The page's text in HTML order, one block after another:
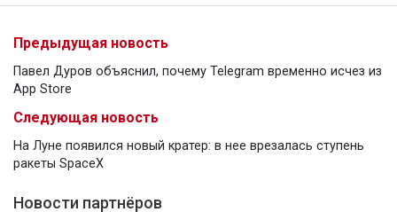
Предыдущая новость
Павел Дуров объяснил, почему Telegram временно исчез из
App Store
Следующая новость
На Луне появился новый кратер: в нее врезалась ступень
ракеты SpaceX